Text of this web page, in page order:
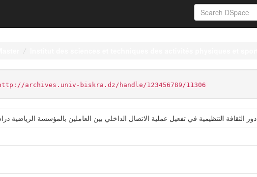
archives.univ-biskra.dz/handle/123456789/11306
دور الثقافة التنظيمية في تفعيل عملية الاتصال الداخلي بين العاملين بالمؤسسة الرياضية